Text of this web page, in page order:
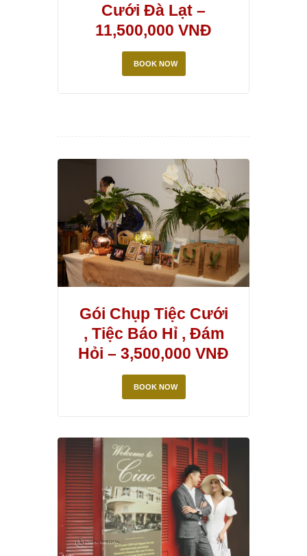
Cưới Đà Lạt –
11,500,000 VNĐ
BOOK NOW
Gói Chụp Tiệc Cưới
, Tiệc Báo Hỉ , Đám
Hỏi – 3,500,000 VNĐ
BOOK NOW